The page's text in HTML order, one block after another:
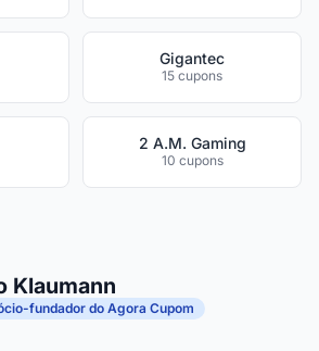
Gigantec
15 cupons
2 A.M. Gaming
10 cupons
Klaumann
fundador do Agora Cupom